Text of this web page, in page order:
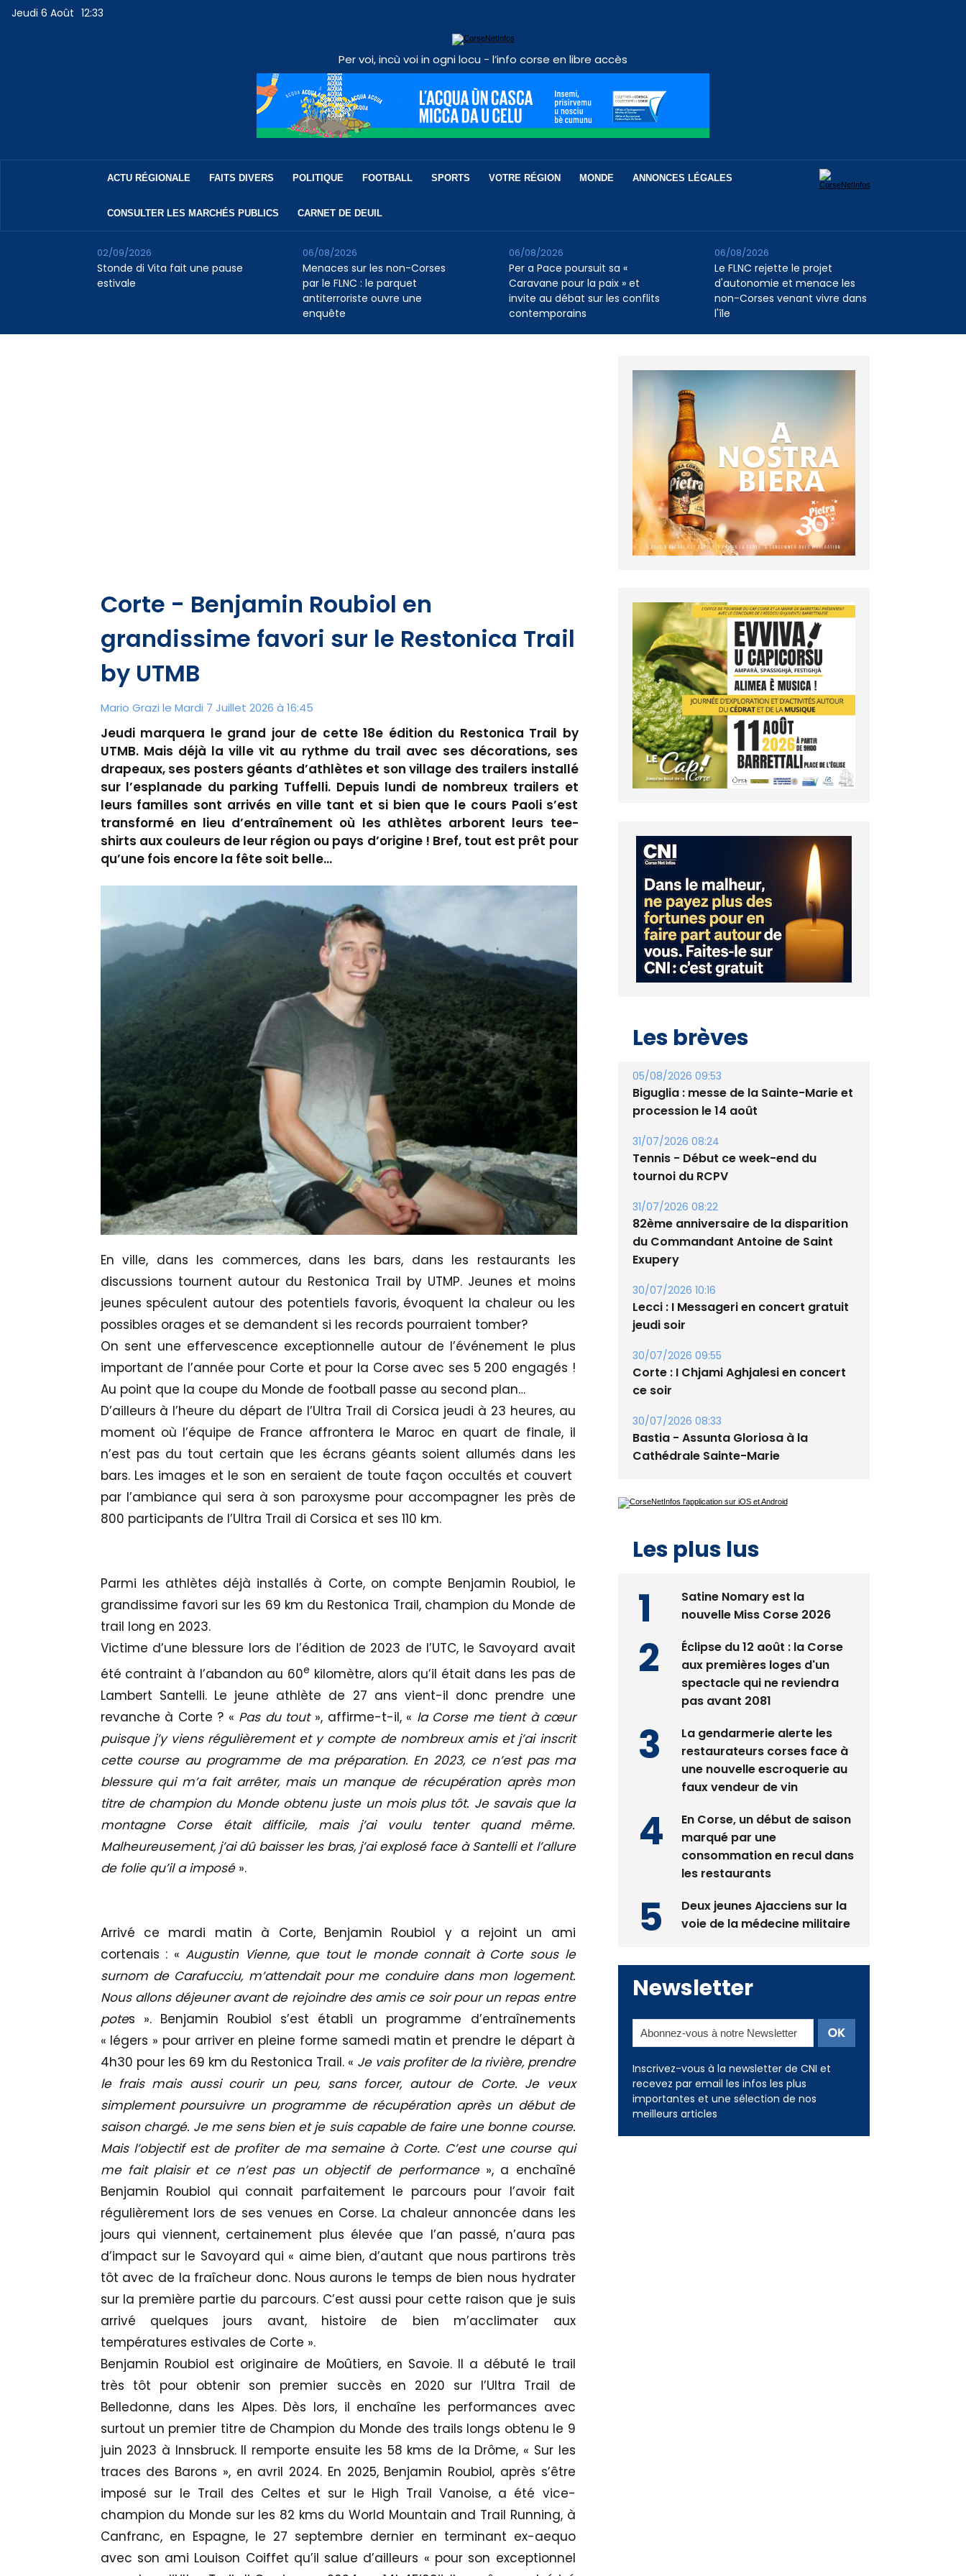
Jeudi 6 Août 12:33
Per voi, incù voi in ogni locu - l’info corse en libre accès
ACTU RÉGIONALE FAITS DIVERS POLITIQUE FOOTBALL SPORTS VOTRE RÉGION MONDE ANNONCES LÉGALES
CONSULTER LES MARCHÉS PUBLICS CARNET DE DEUIL
Stonde di Vita fait une pause
estivale
02/09/2026
Menaces sur les non-Corses
par le FLNC : le parquet
antiterroriste ouvre une
enquête
06/08/2026
Per a Pace poursuit sa «
Caravane pour la paix » et
invite au débat sur les conflits
contemporains
06/08/2026
Le FLNC rejette le projet
d'autonomie et menace les
non-Corses venant vivre dans
l'île
06/08/2026
Corte - Benjamin Roubiol en
grandissime favori sur le Restonica Trail
by UTMB
Mario Grazi le Mardi 7 Juillet 2026 à 16:45
Jeudi marquera le grand jour de cette 18e édition du Restonica Trail by
UTMB. Mais déjà la ville vit au rythme du trail avec ses décorations, ses
drapeaux, ses posters géants d’athlètes et son village des trailers installé
sur l’esplanade du parking Tuffelli. Depuis lundi de nombreux trailers et
leurs familles sont arrivés en ville tant et si bien que le cours Paoli s’est
transformé en lieu d’entraînement où les athlètes arborent leurs tee-
shirts aux couleurs de leur région ou pays d’origine ! Bref, tout est prêt pour
qu’une fois encore la fête soit belle…
En ville, dans les commerces, dans les bars, dans les restaurants les
discussions tournent autour du Restonica Trail by UTMP. Jeunes et moins
jeunes spéculent autour des potentiels favoris, évoquent la chaleur ou les
possibles orages et se demandent si les records pourraient tomber?
On sent une effervescence exceptionnelle autour de l’événement le plus
important de l’année pour Corte et pour la Corse avec ses 5 200 engagés !
Au point que la coupe du Monde de football passe au second plan…
D’ailleurs à l’heure du départ de l’Ultra Trail di Corsica jeudi à 23 heures, au
moment où l’équipe de France affrontera le Maroc en quart de finale, il
n’est pas du tout certain que les écrans géants soient allumés dans les
bars. Les images et le son en seraient de toute façon occultés et couvert
par l’ambiance qui sera à son paroxysme pour accompagner les près de
800 participants de l’Ultra Trail di Corsica et ses 110 km.
Parmi les athlètes déjà installés à Corte, on compte Benjamin Roubiol, le
grandissime favori sur les 69 km du Restonica Trail, champion du Monde de
trail long en 2023.
Victime d’une blessure lors de l’édition de 2023 de l’UTC, le Savoyard avait
été contraint à l’abandon au 60e kilomètre, alors qu’il était dans les pas de
Lambert Santelli. Le jeune athlète de 27 ans vient-il donc prendre une
revanche à Corte ? « Pas du tout », affirme-t-il, « la Corse me tient à cœur
puisque j’y viens régulièrement et y compte de nombreux amis et j’ai inscrit
cette course au programme de ma préparation. En 2023, ce n’est pas ma
blessure qui m’a fait arrêter, mais un manque de récupération après mon
titre de champion du Monde obtenu juste un mois plus tôt. Je savais que la
montagne Corse était difficile, mais j’ai voulu tenter quand même.
Malheureusement, j’ai dû baisser les bras, j’ai explosé face à Santelli et l’allure
de folie qu’il a imposé ».
Arrivé ce mardi matin à Corte, Benjamin Roubiol y a rejoint un ami
cortenais : «Augustin Vienne, que tout le monde connait à Corte sous le
surnom de Carafucciu, m’attendait pour me conduire dans mon logement.
Nous allons déjeuner avant de rejoindre des amis ce soir pour un repas entre
potes ». Benjamin Roubiol s’est établi un programme d’entraînements
« légers » pour arriver en pleine forme samedi matin et prendre le départ à
4h30 pour les 69 km du Restonica Trail. « Je vais profiter de la rivière, prendre
le frais mais aussi courir un peu, sans forcer, autour de Corte. Je veux
simplement poursuivre un programme de récupération après un début de
saison chargé. Je me sens bien et je suis capable de faire une bonne course.
Mais l’objectif est de profiter de ma semaine à Corte. C’est une course qui
me fait plaisir et ce n’est pas un objectif de performance», a enchaîné
Benjamin Roubiol qui connait parfaitement le parcours pour l’avoir fait
régulièrement lors de ses venues en Corse. La chaleur annoncée dans les
jours qui viennent, certainement plus élevée que l’an passé, n’aura pas
d’impact sur le Savoyard qui « aime bien, d’autant que nous partirons très
tôt avec de la fraîcheur donc. Nous aurons le temps de bien nous hydrater
sur la première partie du parcours. C’est aussi pour cette raison que je suis
arrivé quelques jours avant, histoire de bien m’acclimater aux
températures estivales de Corte ».
Benjamin Roubiol est originaire de Moûtiers, en Savoie. Il a débuté le trail
très tôt pour obtenir son premier succès en 2020 sur l’Ultra Trail de
Belledonne, dans les Alpes. Dès lors, il enchaîne les performances avec
surtout un premier titre de Champion du Monde des trails longs obtenu le 9
juin 2023 à Innsbruck. Il remporte ensuite les 58 kms de la Drôme, « Sur les
traces des Barons », en avril 2024. En 2025, Benjamin Roubiol, après s’être
imposé sur le Trail des Celtes et sur le High Trail Vanoise, a été vice-
champion du Monde sur les 82 kms du World Mountain and Trail Running, à
Canfranc, en Espagne, le 27 septembre dernier en terminant ex-aequo
avec son ami Louison Coiffet qu’il salue d’ailleurs « pour son exceptionnel
Les brèves
05/08/2026 09:53
procession le 14 août
31/07/2026 08:24
tournoi du RCPV
31/07/2026 08:22
82ème anniversaire de la disparition
Exupery
30/07/2026 10:16
jeudi soir
30/07/2026 09:55
ce soir
30/07/2026 08:33
nouvelle Miss Corse 2026
Éclipse du 12 août : la Corse
aux premières loges d'un
pas avant 2081
La gendarmerie alerte les
restaurateurs corses face à
faux vendeur de vin
En Corse, un début de saison
marqué par une
les restaurants
Newsletter
Inscrivez-vous à la newsletter de CNI et
recevez par email les infos les plus